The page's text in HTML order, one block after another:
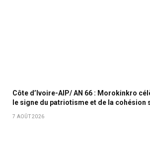
Côte d’Ivoire-AIP/ AN 66 : Morokinkro
le signe du patriotisme et de la cohésion
7 AOÛT 2026